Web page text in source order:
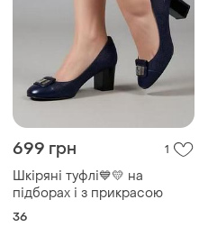
699 грн 1
Шкіряні туфлі💙💛 на
підборах і з прикрасою
36